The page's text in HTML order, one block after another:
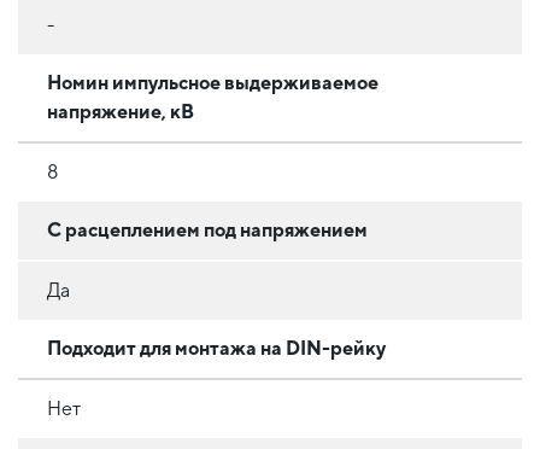
-
Номин импульсное выдерживаемое
напряжение, кВ
8
С расцеплением под напряжением
Да
Подходит для монтажа на DIN-рейку
Нет